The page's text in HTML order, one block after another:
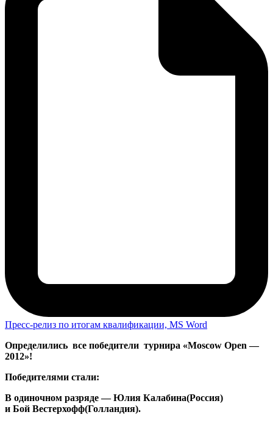
Пресс-релиз по итогам квалификации, MS Word
Определились все победители турнира «Moscow Open —
2012»!
Победителями стали:
В одиночном разряде —Юлия Калабина(Россия)
и Бой Вестерхофф(Голландия).